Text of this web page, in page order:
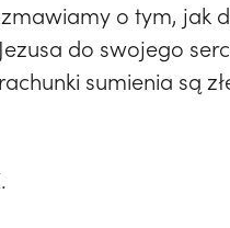
o tym, jak
do swojego
sumienia są